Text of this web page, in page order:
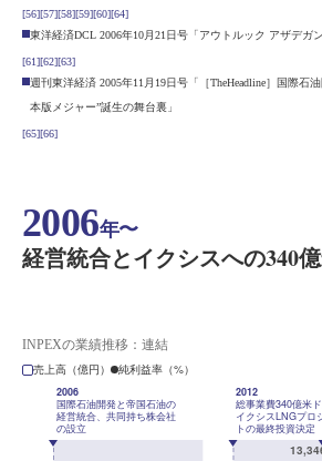
[56][57][58][59][60][64]
東洋経済DCL 2006年10月21日号「アウトルック アザデガ
[61][62][63]
週刊東洋経済 2005年11月19日号「［TheHeadline］国際石
本版メジャー”誕生の舞台裏」
[65][66]
2006年〜
経営統合とイクシスへの340
INPEXの業績推移：連結
売上高（億円）
純利益率（%）